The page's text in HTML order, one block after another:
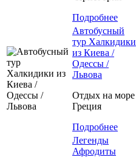
Подробнее
Автобусный
тур Халкидики
из Киева /
Одессы /
Львова
Отдых на море
Греция
Подробнее
Легенды
Афродиты